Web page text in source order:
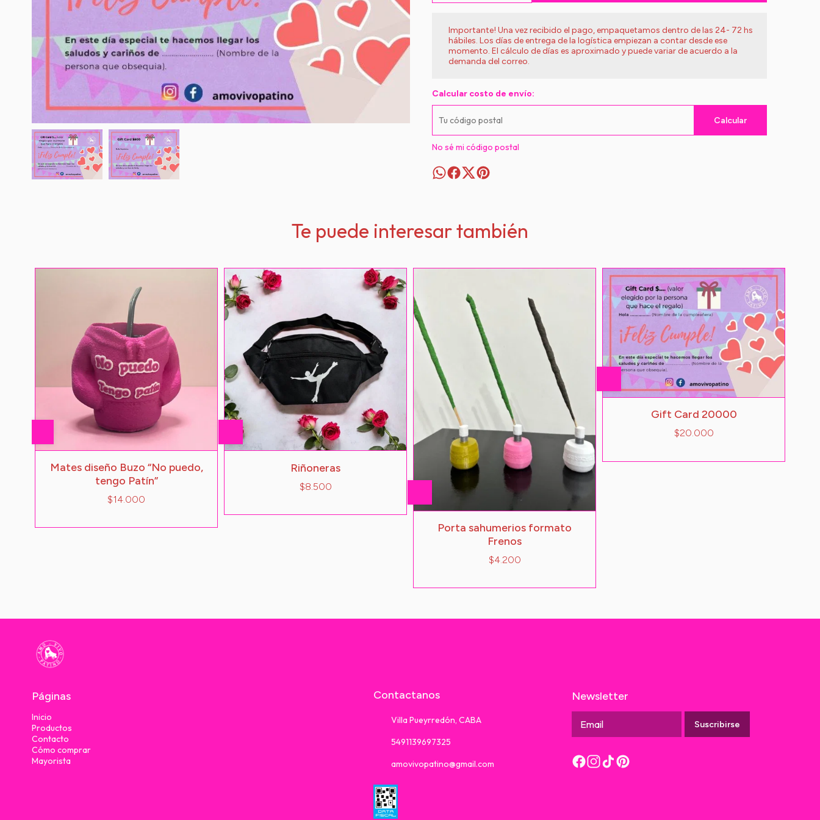
Importante! Una vez recibido el pago, empaquetamos dentro de las 24- 72 hs
hábiles. Los días de entrega de la logística empiezan a contar desde ese
momento. El cálculo de días es aproximado y puede variar de acuerdo a la
demanda del correo.
Calcular costo de envío:
Calcular
No sé mi código postal
Te puede interesar también
Mates diseño Buzo “No puedo,
tengo Patín”
$14.000
Riñoneras
$8.500
Porta sahumerios formato
Frenos
$4.200
Gift Card 20000
$20.000
Páginas
Inicio
Productos
Contacto
Cómo comprar
Mayorista
Contactanos
Villa Pueyrredón, CABA
5491139697325
amovivopatino@gmail.com
Newsletter
Suscribirse